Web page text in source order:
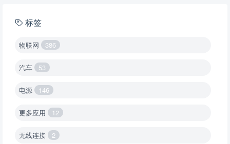
标签
物联网 386
汽车 53
电源 146
更多应用 12
无线连接 2